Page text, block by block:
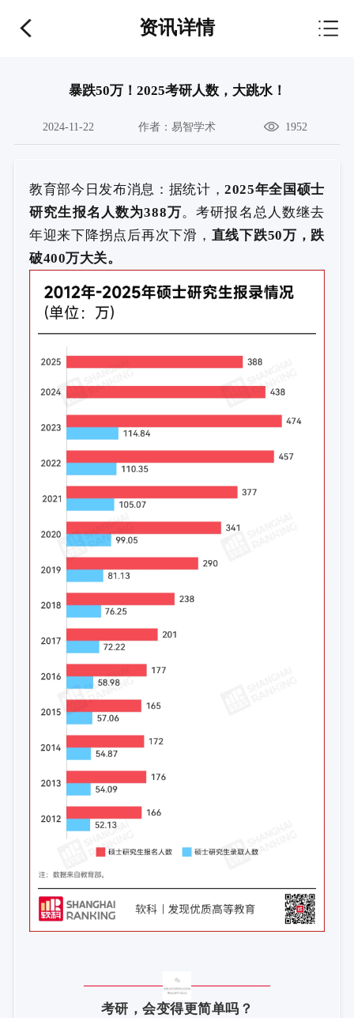
资讯详情
暴跌50万！2025考研人数，大跳水！
2024-11-22 作者： 易智学术 1952
教育部今日发布消息：据统计，2025年全国硕士
研究生报名人数为388万。考研报名总人数继去
年迎来下降拐点后再次下滑， 直线下跌50万，跌
破400万大关。
考研，会变得更简单吗？